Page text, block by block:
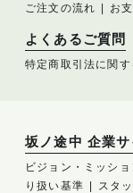
ご注文の流れ お
よくあるご質問
特定商取引法に関す
坂ノ途中 企業サ
ビジョン・ミッショ
り扱い基準
スタ